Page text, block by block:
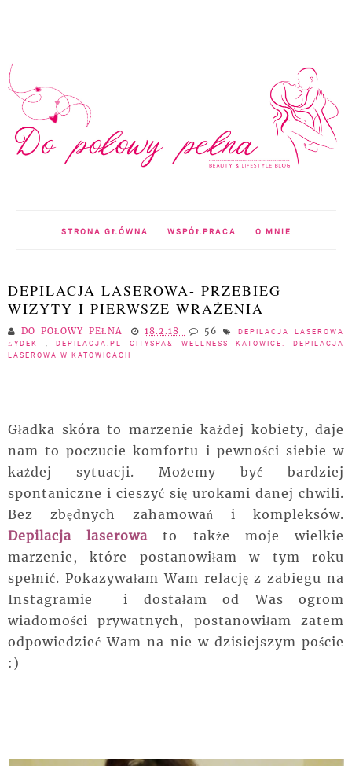
STRONA GŁÓWNA WSPÓŁPRACA O MNIE
DEPILACJA LASEROWA- PRZEBIEG
WIZYTY I PIERWSZE WRAŻENIA
DO POŁOWY PEŁNA 18.2.18 56
DEPILACJA LASEROWA
ŁYDEK
DEPILACJA.PL CITYSPA& WELLNESS KATOWICE. DEPILACJA
LASEROWA W KATOWICACH
Gładka skóra to marzenie każdej kobiety, daje
nam to poczucie komfortu i pewności siebie w
każdej sytuacji. Możemy być bardziej
spontaniczne i cieszyć się urokami danej chwili.
Bez zbędnych zahamowań i kompleksów.
Depilacja laserowa
to także moje wielkie
marzenie, które postanowiłam w tym roku
spełnić. Pokazywałam Wam relację z zabiegu na
Instagramie i dostałam od Was ogrom
wiadomości prywatnych, postanowiłam zatem
odpowiedzieć Wam na nie w dzisiejszym poście
:)